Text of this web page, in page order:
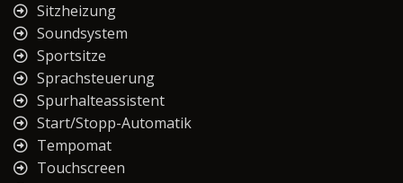
Sitzheizung
Soundsystem
Sportsitze
Sprachsteuerung
Spurhalteassistent
Start/Stopp-Automatik
Tempomat
Touchscreen